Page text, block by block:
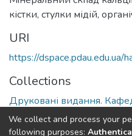
кістки, стулки мідій,
URI
https://
Collections
Друковані видання.
Full item page
We collect and process your
following purposes: